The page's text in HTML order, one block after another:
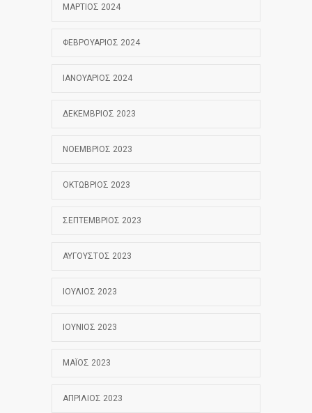
ΜΆΡΤΙΟΣ 2024
ΦΕΒΡΟΥΆΡΙΟΣ 2024
ΙΑΝΟΥΆΡΙΟΣ 2024
ΔΕΚΈΜΒΡΙΟΣ 2023
ΝΟΈΜΒΡΙΟΣ 2023
ΟΚΤΏΒΡΙΟΣ 2023
ΣΕΠΤΈΜΒΡΙΟΣ 2023
ΑΎΓΟΥΣΤΟΣ 2023
ΙΟΎΛΙΟΣ 2023
ΙΟΎΝΙΟΣ 2023
ΜΆΙΟΣ 2023
ΑΠΡΊΛΙΟΣ 2023